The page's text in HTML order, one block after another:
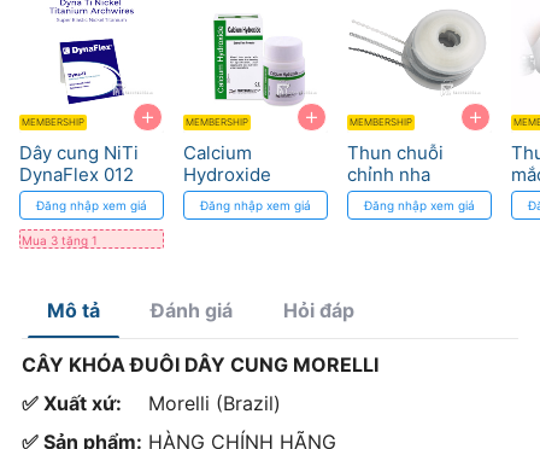
+
MEMBERSHIP
Dây cung NiTi
DynaFlex 012
đến 020 cho
chỉnh hình hàm
Đăng nhập xem giá
Mua 3 tặng 1
+
MEMBERSHIP
Calcium
Hydroxide
Prevest DenPro
- Chất liệu trám
Đăng nhập xem giá
+
MEMBERSHIP
Thun chuỗi
chỉnh nha
DynaFlex - Lực
liên tục, ngắn,
Đăng nhập xem giá
Mô tả Đánh giá Hỏi đáp
CÂY KHÓA ĐUÔI DÂY CUNG MORELLI
✅ Xuất xứ:
Morelli (Brazil)
✅ Sản phẩm: HÀNG CHÍNH HÃNG